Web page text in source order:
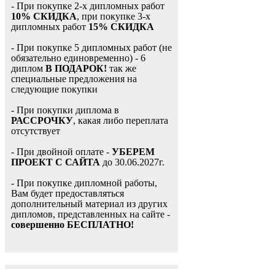
- При покупке 2-х дипломных работ
10% СКИДКА, при покупке 3-х
дипломных работ 15% СКИДКА
- При покупке 5 дипломных работ (не
обязательно единовременно) - 6
диплом В ПОДАРОК! так же
специальные предложения на
следующие покупки
- При покупки диплома в
РАССРОЧКУ, какая либо переплата
отсутствует
- При двойной оплате - УБЕРЕМ
ПРОЕКТ С САЙТА до 30.06.2027г.
- При покупке дипломной работы,
Вам будет предоставляться
дополнительный материал из других
дипломов, представленных на сайте -
совершенно БЕСПЛАТНО!